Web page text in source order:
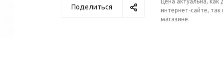
Поделиться
интернет-сайте,
магазине.